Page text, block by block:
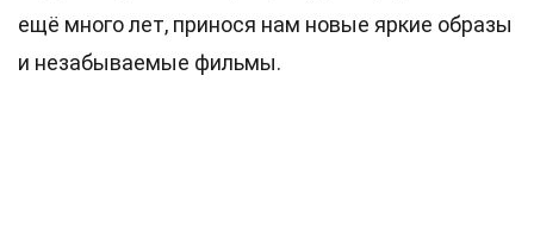
ещё много лет, принося нам новые яркие образы
и незабываемые фильмы.